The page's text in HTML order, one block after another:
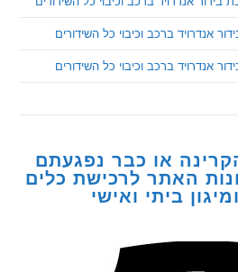
ברכב וכיבוי כל השידורים
ברכב וכיבוי כל השידורים
או כבר נפגעתם
לרכישת כלים
ואישי